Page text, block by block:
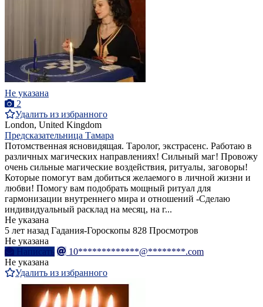
Не указана
2
Удалить из избранного
London, United Kingdom
Предсказательница Тамара
Потомственная ясновидящая. Таролог, экстрасенс. Работаю в
различных магических направлениях! Сильный маг! Провожу
очень сильные магические воздействия, ритуалы, заговоры!
Которые помогут вам добиться желаемого в личной жизни и
любви! Помогу вам подобрать мощный ритуал для
гармонизации внутреннего мира и отношений -Сделаю
индивидуальный расклад на месяц, на г...
Не указана
5 лет назад Гадания-Гороскопы 828 Просмотров
Не указана
Написать
10*************@********.com
Не указана
Удалить из избранного